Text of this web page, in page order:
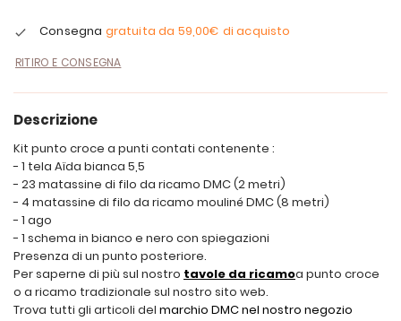
Consegna gratuita da 59,00€ di acquisto
RITIRO E CONSEGNA
Descrizione
Kit punto croce a punti contati contenente :
- 1 tela Aïda bianca 5,5
- 23 matassine di filo da ricamo DMC (2 metri)
- 4 matassine di filo da ricamo mouliné DMC (8 metri)
- 1 ago
- 1 schema in bianco e nero con spiegazioni
Presenza di un punto posteriore.
Per saperne di più sul nostro tavole da ricamoa punto croce
o a ricamo tradizionale sul nostro sito web.
Trova tutti gli articoli del marchio DMC nel nostro negozio